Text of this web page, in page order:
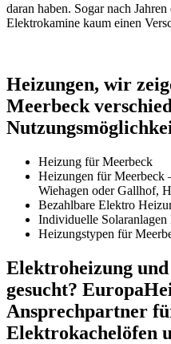
daran haben. Sogar nach
Elektrokamine kaum einen
Heizungen, wir
Meerbeck
Heizung für Meerbeck
Heizungen für Meerbeck
Wiehagen oder Gallhof,
Bezahlbare Elektro
Individuelle Solaranlagen
Heizungstypen für
Elektroheizung
gesucht?
Ansprechpartner
Elektrokachelöfen